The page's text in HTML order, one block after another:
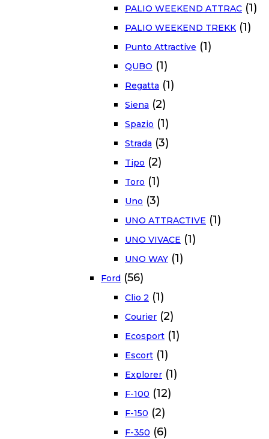
PALIO WEEKEND ATTRAC (1)
PALIO WEEKEND TREKK (1)
Punto Attractive (1)
QUBO (1)
Regatta (1)
Siena (2)
Spazio (1)
Strada (3)
Tipo (2)
Toro (1)
Uno (3)
UNO ATTRACTIVE (1)
UNO VIVACE (1)
UNO WAY (1)
Ford (56)
Clio 2 (1)
Courier (2)
Ecosport (1)
Escort (1)
Explorer (1)
F-100 (12)
F-150 (2)
F-350 (6)